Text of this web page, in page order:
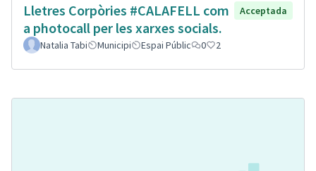
Lletres Corpòries #CALAFELL com
a photocall per les xarxes socials.
Acceptada
Natalia Tabi Municipi Espai Públic 0 2